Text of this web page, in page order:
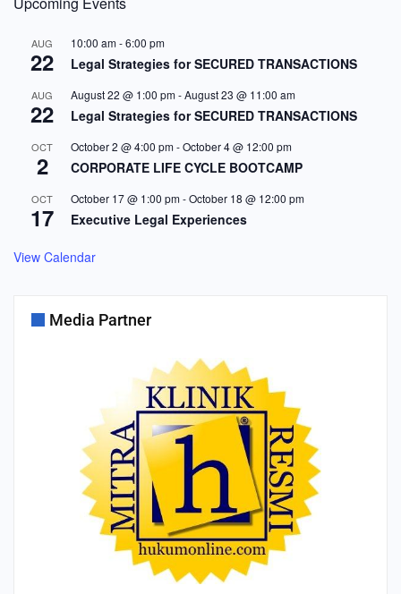
AUG
22
10:00 am-6:00 pm
Legal Strategies for SECURED TRANSACTIONS
AUG
22
August 22 @ 1:00 pm-August 23 @ 11:00 am
Legal Strategies for SECURED TRANSACTIONS
OCT
2
October 2 @ 4:00 pm-October 4 @ 12:00 pm
CORPORATE LIFE CYCLE BOOTCAMP
OCT
17
October 17 @ 1:00 pm-October 18 @ 12:00 pm
Executive Legal Experiences
View Calendar
Media Partner